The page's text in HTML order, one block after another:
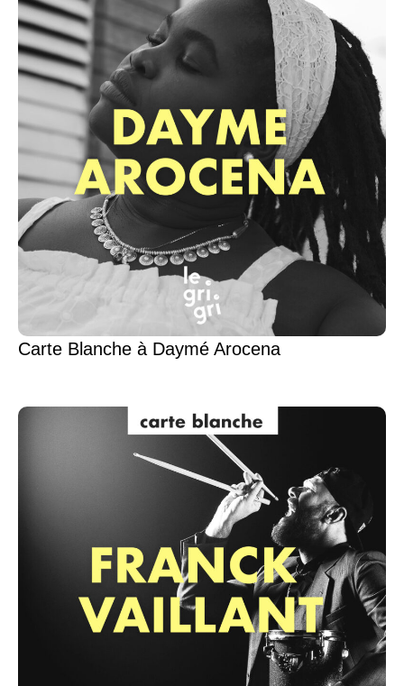
Carte Blanche à Daymé Arocena